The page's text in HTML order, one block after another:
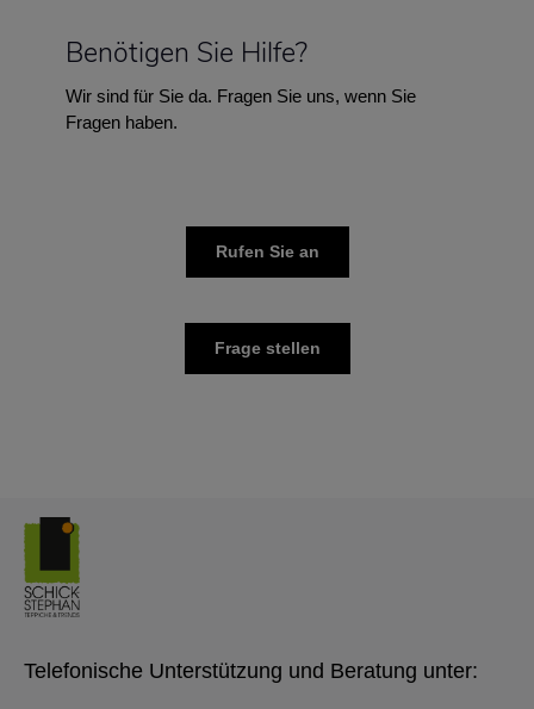
Benötigen Sie Hilfe?
Wir sind für Sie da. Fragen Sie uns, wenn Sie
Fragen haben.
Rufen Sie an
Frage stellen
Telefonische Unterstützung und Beratung unter: